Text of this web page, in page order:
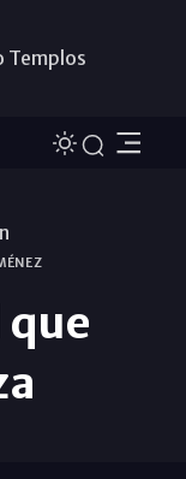
Templos